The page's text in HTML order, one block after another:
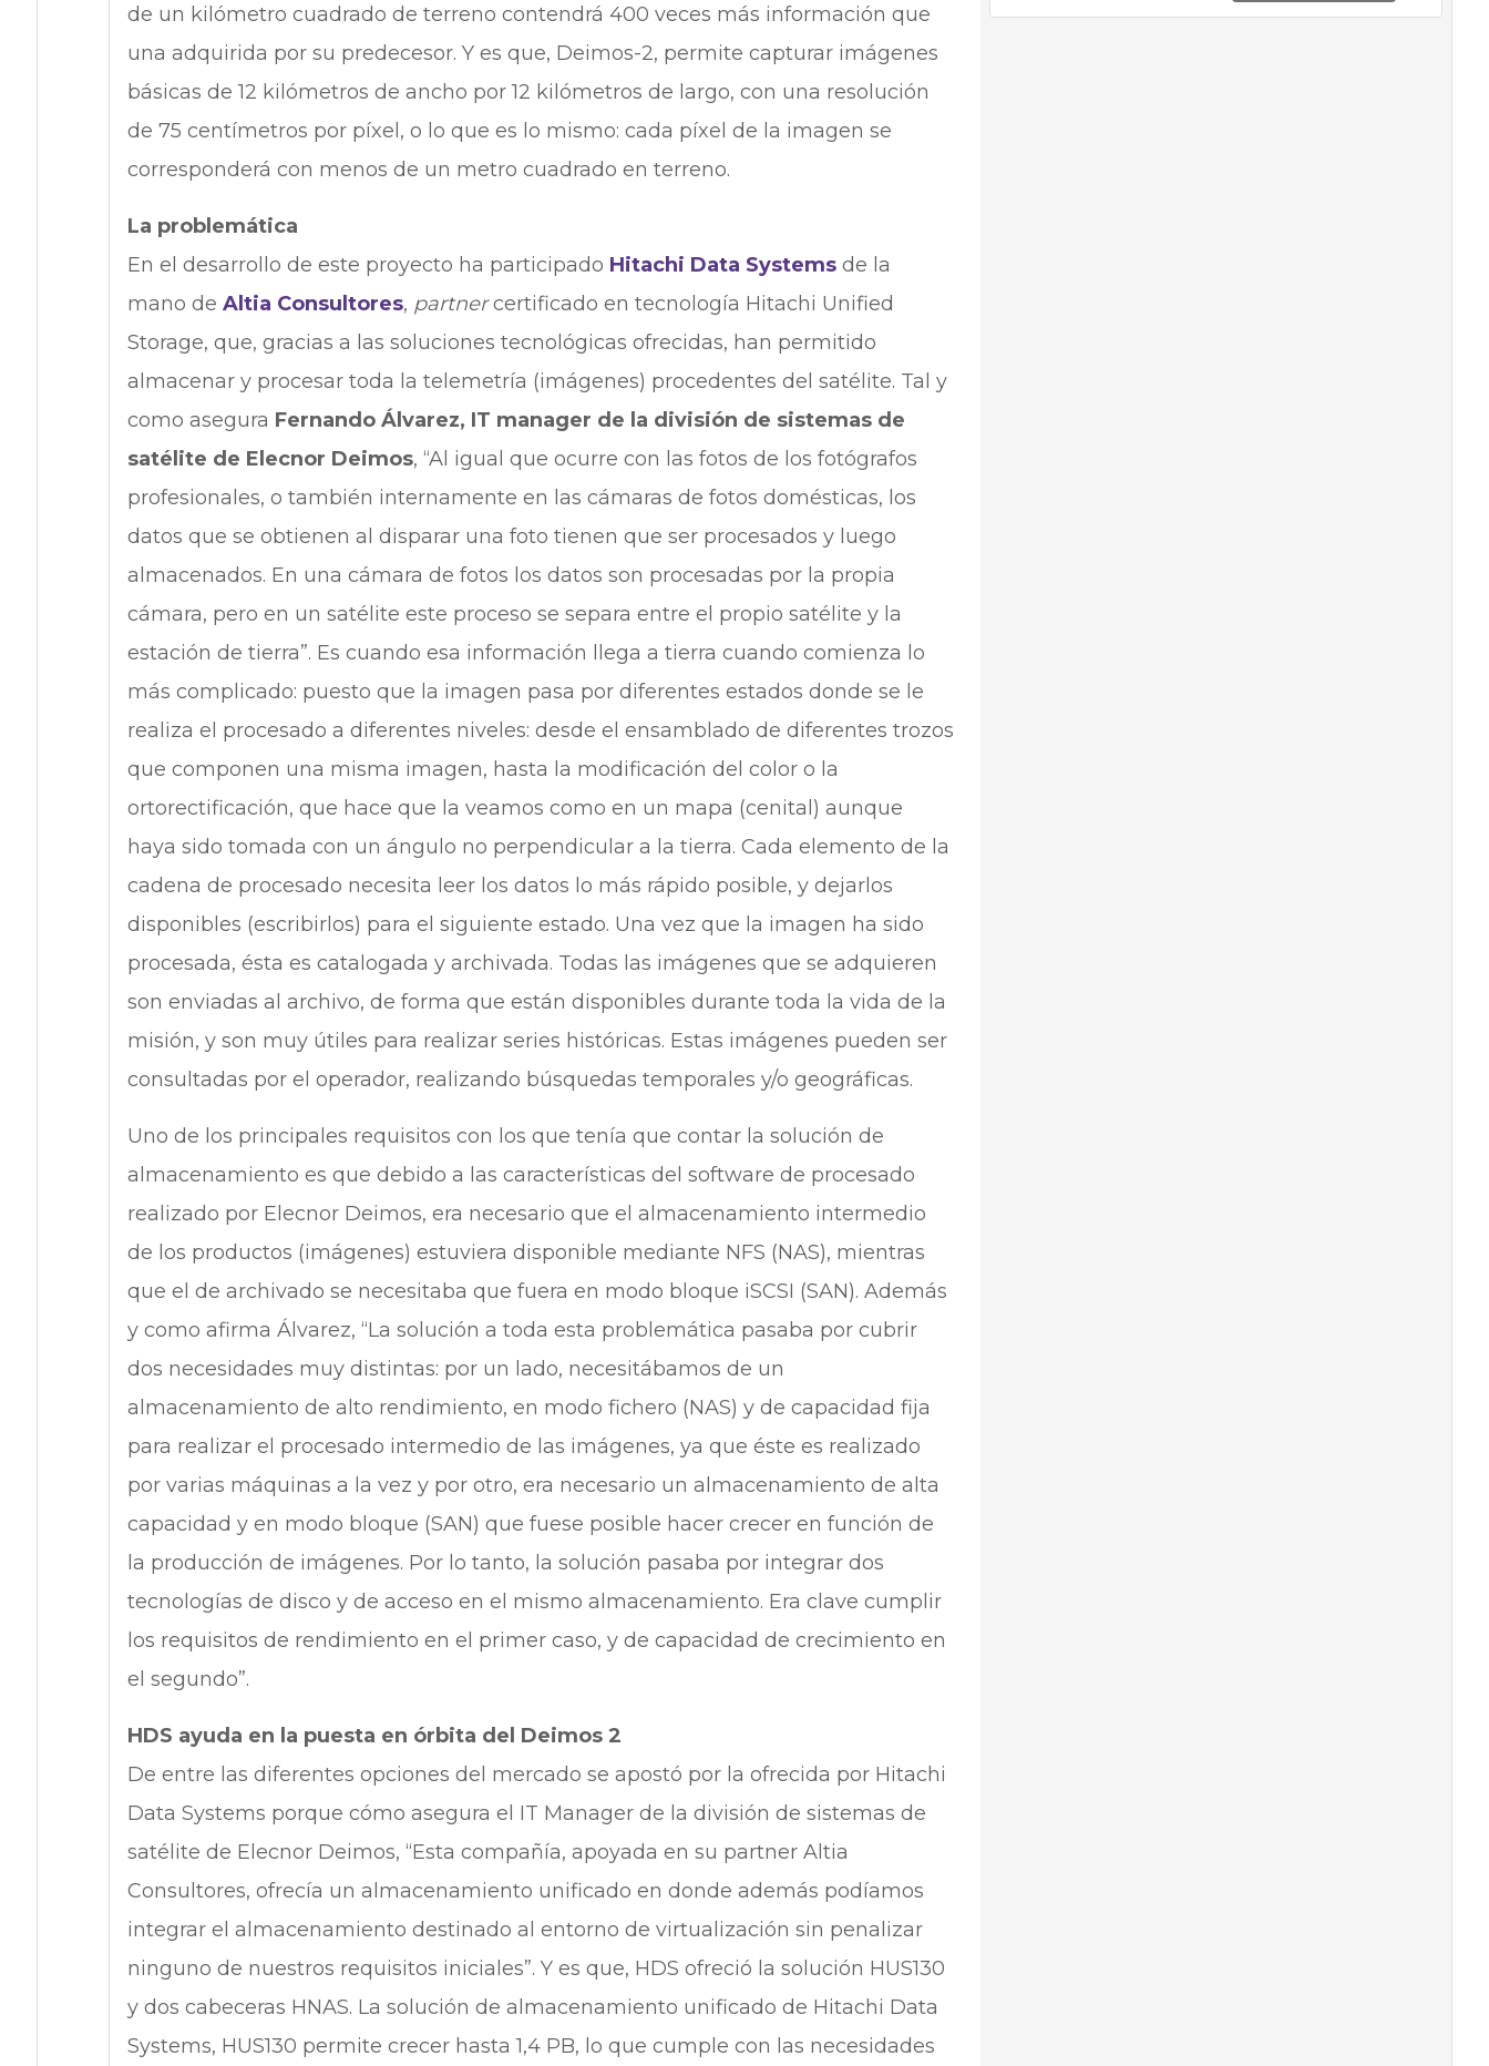
de un kilómetro cuadrado de terreno contendrá 400 veces más información que
una adquirida por su predecesor. Y es que, Deimos-2, permite capturar imágenes
básicas de 12 kilómetros de ancho por 12 kilómetros de largo, con una resolución
de 75 centímetros por píxel, o lo que es lo mismo: cada píxel de la imagen se
corresponderá con menos de un metro cuadrado en terreno.
La problemática
En el desarrollo de este proyecto ha participado Hitachi Data Systemsde la
mano de Altia Consultores, partnercertificado en tecnología Hitachi Unified
Storage, que, gracias a las soluciones tecnológicas ofrecidas, han permitido
almacenar y procesar toda la telemetría (imágenes) procedentes del satélite. Tal y
como asegura Fernando Álvarez, IT manager de la división de sistemas de
satélite de Elecnor Deimos, “Al igual que ocurre con las fotos de los fotógrafos
profesionales, o también internamente en las cámaras de fotos domésticas, los
datos que se obtienen al disparar una foto tienen que ser procesados y luego
almacenados. En una cámara de fotos los datos son procesadas por la propia
cámara, pero en un satélite este proceso se separa entre el propio satélite y la
estación de tierra”. Es cuando esa información llega a tierra cuando comienza lo
más complicado: puesto que la imagen pasa por diferentes estados donde se le
realiza el procesado a diferentes niveles: desde el ensamblado de diferentes trozos
que componen una misma imagen, hasta la modificación del color o la
ortorectificación, que hace que la veamos como en un mapa (cenital) aunque
haya sido tomada con un ángulo no perpendicular a la tierra. Cada elemento de la
cadena de procesado necesita leer los datos lo más rápido posible, y dejarlos
disponibles (escribirlos) para el siguiente estado. Una vez que la imagen ha sido
procesada, ésta es catalogada y archivada. Todas las imágenes que se adquieren
son enviadas al archivo, de forma que están disponibles durante toda la vida de la
misión, y son muy útiles para realizar series históricas. Estas imágenes pueden ser
consultadas por el operador, realizando búsquedas temporales y/o geográficas.
Uno de los principales requisitos con los que tenía que contar la solución de
almacenamiento es que debido a las características del software de procesado
realizado por Elecnor Deimos, era necesario que el almacenamiento intermedio
de los productos (imágenes) estuviera disponible mediante NFS (NAS), mientras
que el de archivado se necesitaba que fuera en modo bloque iSCSI (SAN). Además
y como afirma Álvarez, “La solución a toda esta problemática pasaba por cubrir
dos necesidades muy distintas: por un lado, necesitábamos de un
almacenamiento de alto rendimiento, en modo fichero (NAS) y de capacidad fija
para realizar el procesado intermedio de las imágenes, ya que éste es realizado
por varias máquinas a la vez y por otro, era necesario un almacenamiento de alta
capacidad y en modo bloque (SAN) que fuese posible hacer crecer en función de
la producción de imágenes. Por lo tanto, la solución pasaba por integrar dos
tecnologías de disco y de acceso en el mismo almacenamiento. Era clave cumplir
los requisitos de rendimiento en el primer caso, y de capacidad de crecimiento en
el segundo”.
HDS ayuda en la puesta en órbita del Deimos 2
De entre las diferentes opciones del mercado se apostó por la ofrecida por Hitachi
Data Systems porque cómo asegura el IT Manager de la división de sistemas de
satélite de Elecnor Deimos, “Esta compañía, apoyada en su partner Altia
Consultores, ofrecía un almacenamiento unificado en donde además podíamos
integrar el almacenamiento destinado al entorno de virtualización sin penalizar
ninguno de nuestros requisitos iniciales”. Y es que, HDS ofreció la solución HUS130
y dos cabeceras HNAS. La solución de almacenamiento unificado de Hitachi Data
Systems, HUS130 permite crecer hasta 1,4 PB, lo que cumple con las necesidades